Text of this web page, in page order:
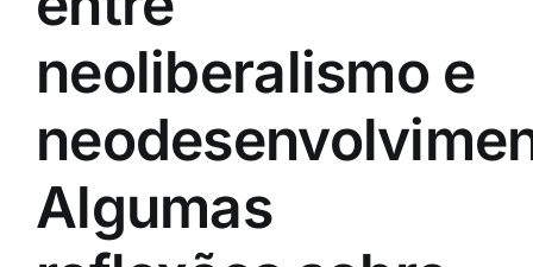
neoliberalismo e
Algumas